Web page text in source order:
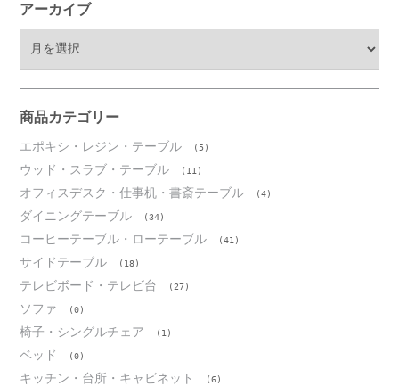
アーカイブ
ブ
商品カテゴリー
エポキシ・レジン・テーブル (5)
ウッド・スラブ・テーブル (11)
オフィスデスク・仕事机・書斎テーブル (4)
ダイニングテーブル (34)
コーヒーテーブル・ローテーブル (41)
サイドテーブル (18)
テレビボード・テレビ台 (27)
ソファ (0)
椅子・シングルチェア (1)
ベッド (0)
キッチン・台所・キャビネット (6)